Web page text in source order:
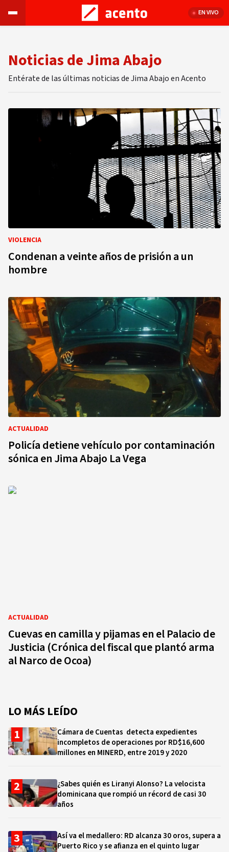
EN VIVO
Noticias de Jima Abajo
Entérate de las últimas noticias de Jima Abajo en Acento
VIOLENCIA
Condenan a veinte años de prisión a un
hombre
ACTUALIDAD
Policía detiene vehículo por contaminación
sónica en Jima Abajo La Vega
ACTUALIDAD
Cuevas en camilla y pijamas en el Palacio de
Justicia (Crónica del fiscal que plantó arma
al Narco de Ocoa)
LO MÁS LEÍDO
Cámara de Cuentas detecta expedientes
incompletos de operaciones por RD$16,600
millones en MINERD, entre 2019 y 2020
¿Sabes quién es Liranyi Alonso? La velocista
dominicana que rompió un récord de casi 30
años
Así va el medallero: RD alcanza 30 oros, supera a
Puerto Rico y se afianza en el quinto lugar